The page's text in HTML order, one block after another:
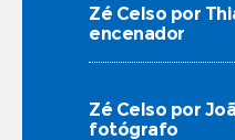
Zé Celso por
encenador
Zé Celso por
fotógrafo